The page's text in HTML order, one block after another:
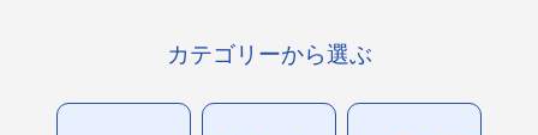
カテゴリーから選ぶ